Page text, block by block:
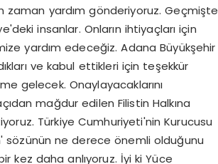
zaman yardım gönderiyoruz. Geçmişte
insanlar. Onların ihtiyaçları için
yardım edeceğiz. Adana Büyükşehir
ve kabul ettikleri için teşekkür
gelecek. Onaylayacaklarını
mağdur edilen Filistin Halkına
Türkiye Cumhuriyeti'nin Kurucusu
sözünün ne derece önemli olduğunu
kez daha anlıyoruz. İyi ki Yüce